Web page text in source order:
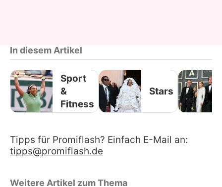
In diesem Artikel
Sport
&
Fitness
Stars
Tipps für Promiflash? Einfach E-Mail an:
tipps@promiflash.de
Weitere Artikel zum Thema